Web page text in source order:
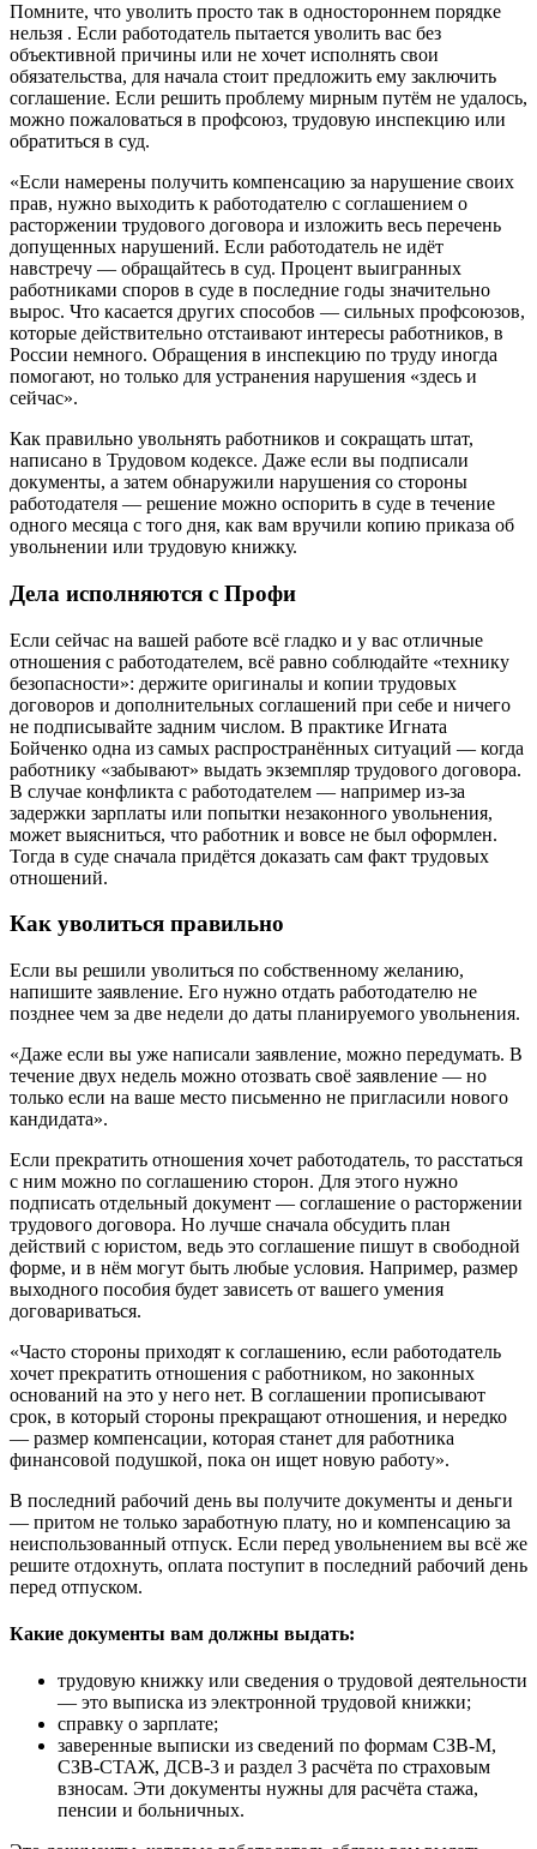
Помните, что уволить просто так в одностороннем порядке
нельзя . Если работодатель пытается уволить вас без
объективной причины или не хочет исполнять свои
обязательства, для начала стоит предложить ему заключить
соглашение. Если решить проблему мирным путём не удалось,
можно пожаловаться в профсоюз, трудовую инспекцию или
обратиться в суд.
«Если намерены получить компенсацию за нарушение своих
прав, нужно выходить к работодателю с соглашением о
расторжении трудового договора и изложить весь перечень
допущенных нарушений. Если работодатель не идёт
навстречу — обращайтесь в суд. Процент выигранных
работниками споров в суде в последние годы значительно
вырос. Что касается других способов — сильных профсоюзов,
которые действительно отстаивают интересы работников, в
России немного. Обращения в инспекцию по труду иногда
помогают, но только для устранения нарушения «здесь и
сейчас».
Как правильно увольнять работников и сокращать штат,
написано в Трудовом кодексе. Даже если вы подписали
документы, а затем обнаружили нарушения со стороны
работодателя — решение можно оспорить в суде в течение
одного месяца с того дня, как вам вручили копию приказа об
увольнении или трудовую книжку.
Дела исполняются с Профи
Если сейчас на вашей работе всё гладко и у вас отличные
отношения с работодателем, всё равно соблюдайте «технику
безопасности»: держите оригиналы и копии трудовых
договоров и дополнительных соглашений при себе и ничего
не подписывайте задним числом. В практике Игната
Бойченко одна из самых распространённых ситуаций — когда
работнику «забывают» выдать экземпляр трудового договора.
В случае конфликта с работодателем — например из-за
задержки зарплаты или попытки незаконного увольнения,
может выясниться, что работник и вовсе не был оформлен.
Тогда в суде сначала придётся доказать сам факт трудовых
отношений.
Как уволиться правильно
Если вы решили уволиться по собственному желанию,
напишите заявление. Его нужно отдать работодателю не
позднее чем за две недели до даты планируемого увольнения.
«Даже если вы уже написали заявление, можно передумать. В
течение двух недель можно отозвать своё заявление — но
только если на ваше место письменно не пригласили нового
кандидата».
Если прекратить отношения хочет работодатель, то расстаться
с ним можно по соглашению сторон. Для этого нужно
подписать отдельный документ — соглашение о расторжении
трудового договора. Но лучше сначала обсудить план
действий с юристом, ведь это соглашение пишут в свободной
форме, и в нём могут быть любые условия. Например, размер
выходного пособия будет зависеть от вашего умения
договариваться.
«Часто стороны приходят к соглашению, если работодатель
хочет прекратить отношения с работником, но законных
оснований на это у него нет. В соглашении прописывают
срок, в который стороны прекращают отношения, и нередко
— размер компенсации, которая станет для работника
финансовой подушкой, пока он ищет новую работу».
В последний рабочий день вы получите документы и деньги
— притом не только заработную плату, но и компенсацию за
неиспользованный отпуск. Если перед увольнением вы всё же
решите отдохнуть, оплата поступит в последний рабочий день
перед отпуском.
Какие документы вам должны выдать:
трудовую книжку или сведения о трудовой деятельности
— это выписка из электронной трудовой книжки;
справку о зарплате;
заверенные выписки из сведений по формам СЗВ-М,
СЗВ-СТАЖ, ДСВ-3 и раздел 3 расчёта по страховым
взносам. Эти документы нужны для расчёта стажа,
пенсии и больничных.